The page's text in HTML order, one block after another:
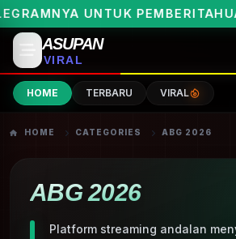
UNTUK
ASUPAN
VIRAL
HOME TERBARU VIRAL
HOME CATEGORIES ABG 2026
ABG 2026
Platform streaming andalan